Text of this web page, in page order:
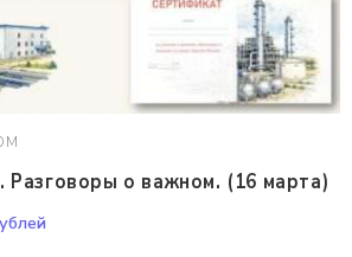
Разговоры о важном. (16 марта)